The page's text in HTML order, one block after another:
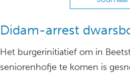
Didam-arrest
Het burgerinitiatief om in
seniorenhofje te komen is